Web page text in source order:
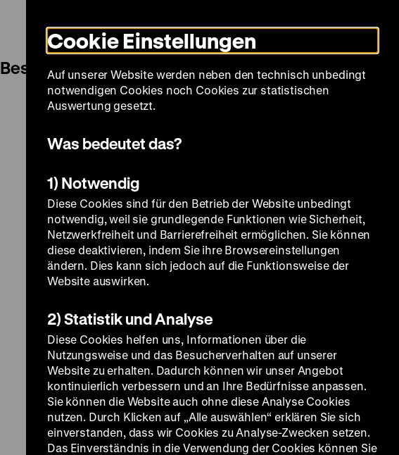
Modus
umschalten
Sprache
Besuch Spielplan Filmreihen Über uns
Stummfilm (englische ZT)
Cookie Einstellungen
Auf unserer Website werden neben den technisch unbedingt
notwendigen Cookies noch Cookies zur statistischen
Auswertung gesetzt.
Was bedeutet das?
1) Notwendig
Diese Cookies sind für den Betrieb der Website unbedingt
notwendig, weil sie grundlegende Funktionen wie Sicherheit,
Netzwerkfreiheit und Barrierefreiheit ermöglichen. Sie können
diese deaktivieren, indem Sie ihre Browsereinstellungen
ändern. Dies kann sich jedoch auf die Funktionsweise der
Website auswirken.
2) Statistik und Analyse
Diese Cookies helfen uns, Informationen über die
Nutzungsweise und das Besucherverhalten auf unserer
Website zu erhalten. Dadurch können wir unser Angebot
kontinuierlich verbessern und an Ihre Bedürfnisse anpassen.
Sie können die Website auch ohne diese Analyse Cookies
nutzen. Durch Klicken auf „Alle auswählen“ erklären Sie sich
einverstanden, dass wir Cookies zu Analyse-Zwecken setzen.
Das Einverständnis in die Verwendung der Cookies können Sie